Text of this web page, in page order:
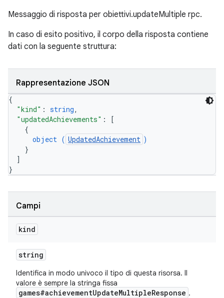
Messaggio di risposta per obiettivi.updateMultiple rpc.
In caso di esito positivo, il corpo della risposta contiene
dati con la seguente struttura:
Rappresentazione JSON
{
"kind" : string,
"updatedAchievements" :
[
{
object ( UpdatedAchievement )
}
]
}
Campi
kind
string
Identifica in modo univoco il tipo di questa risorsa. Il
valore è sempre la stringa fissa
games#achievementUpdateMultipleResponse .